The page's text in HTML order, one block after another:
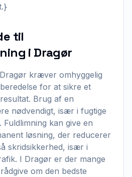
til
i Dragør
kræver omhyggelig
for at sikre et
Brug af en
nødvendigt, især i fugtige
kan give en
løsning, der reducerer
skridsikkerhed, især i
I Dragør er der mange
om den bedste